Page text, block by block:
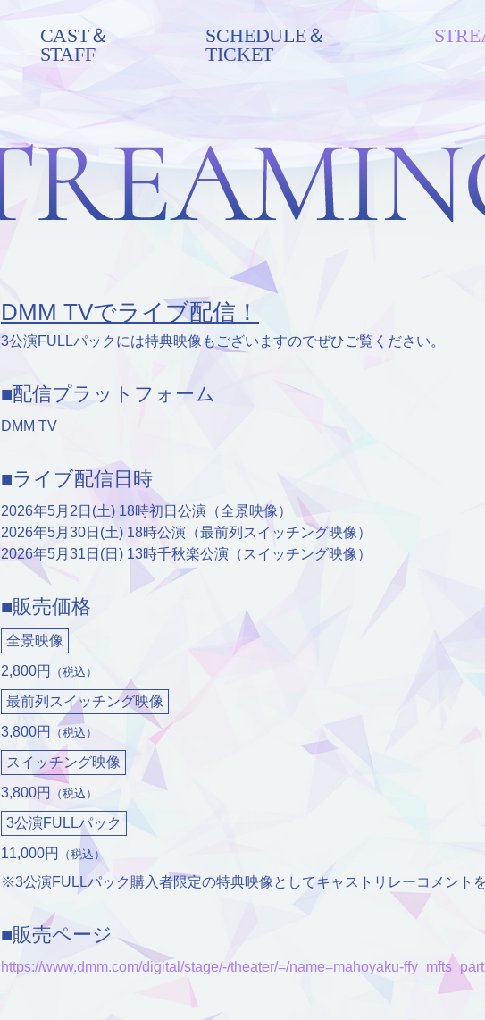
CAST＆
STAFF
SCHEDULE＆
TICKET
DMM TVでライブ配信！
3公演FULLパックには特典映像もございますのでぜひご覧ください。
■配信プラットフォーム
DMM TV
■ライブ配信日時
2026年5月2日(土) 18時初日公演（全景映像）
2026年5月30日(土) 18時公演（最前列スイッチング映像）
2026年5月31日(日) 13時千秋楽公演（スイッチング映像）
■販売価格
全景映像
2,800円
（税込）
最前列スイッチング映像
3,800円
（税込）
スイッチング映像
3,800円
（税込）
3公演FULLパック
11,000円
（税込）
※3公演FULLパック購入者限定の特典映像としてキャストリレーコメント
■販売ページ
https://www.dmm.com/digital/stage/-/theater/=/name=mahoyaku-